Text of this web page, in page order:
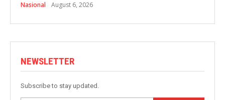
Nasional August 6, 2026
NEWSLETTER
Subscribe to stay updated.